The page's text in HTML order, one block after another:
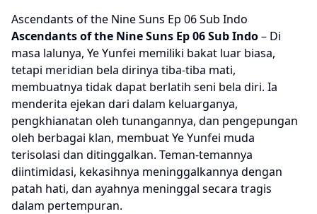
Ascendants of the Nine Suns Ep 06 Sub Indo
Ascendants of the Nine Suns Ep 06 Sub Indo– Di
masa lalunya, Ye Yunfei memiliki bakat luar biasa,
tetapi meridian bela dirinya tiba-tiba mati,
membuatnya tidak dapat berlatih seni bela diri. Ia
menderita ejekan dari dalam keluarganya,
pengkhianatan oleh tunangannya, dan pengepungan
oleh berbagai klan, membuat Ye Yunfei muda
terisolasi dan ditinggalkan. Teman-temannya
diintimidasi, kekasihnya meninggalkannya dengan
patah hati, dan ayahnya meninggal secara tragis
dalam pertempuran.